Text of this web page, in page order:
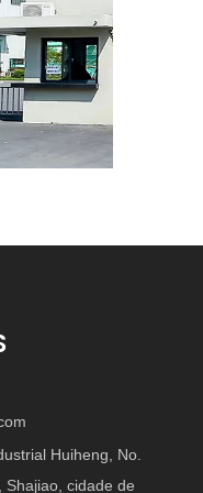
Huiheng, No.
cidade de